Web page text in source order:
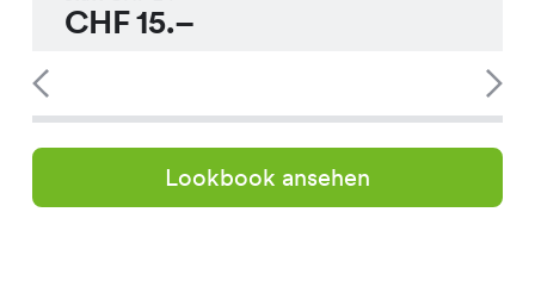
CHF15.–
Lookbook ansehen